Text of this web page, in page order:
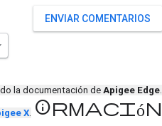
ENVIAR COMENTARIOS
la documentación de Apigee Edge.
X. información